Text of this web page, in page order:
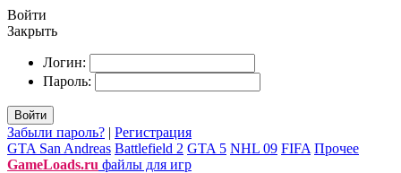
Войти
Закрыть
Логин:
Пароль:
Войти
Забыли пароль? | Регистрация
GTA San Andreas Battlefield 2 GTA 5 NHL 09 FIFA Прочее
GameLoads.ru файлы для игр